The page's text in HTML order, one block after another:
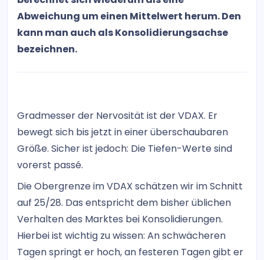
Abweichung um einen Mittelwert herum. Den
kann man auch als Konsolidierungsachse
bezeichnen.
Gradmesser der Nervosität ist der VDAX. Er
bewegt sich bis jetzt in einer überschaubaren
Größe. Sicher ist jedoch: Die Tiefen-Werte sind
vorerst passé.
Die Obergrenze im VDAX schätzen wir im Schnitt
auf 25/28. Das entspricht dem bisher üblichen
Verhalten des Marktes bei Konsolidierungen.
Hierbei ist wichtig zu wissen: An schwächeren
Tagen springt er hoch, an festeren Tagen gibt er